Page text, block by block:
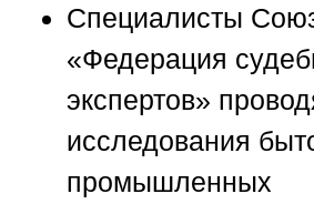
Специалисты
«Федерация
экспертов»
исследования
промышленных